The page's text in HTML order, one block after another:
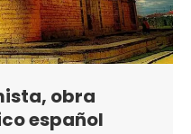
obra
español